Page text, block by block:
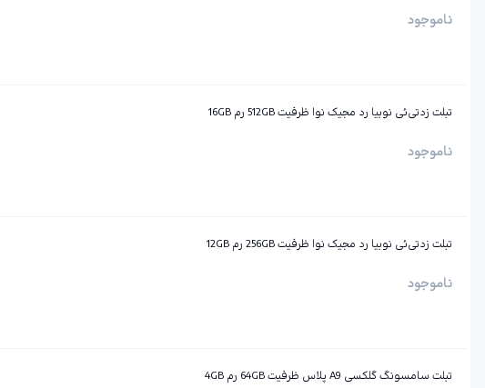
ناموجود
تبلت زد‌تی‌ئی نوبیا رد مجیک نوا ظرفیت 512GB رم 16GB
ناموجود
تبلت زد‌تی‌ئی نوبیا رد مجیک نوا ظرفیت 256GB رم 12GB
ناموجود
تبلت سامسونگ گلکسی A9 پلاس ظرفیت 64GB رم 4GB